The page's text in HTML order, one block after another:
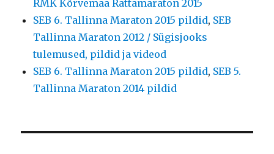
RMK Kõrvemaa Rattamaraton 2015
SEB 6. Tallinna Maraton 2015 pildid, SEB
Tallinna Maraton 2012 / Sügisjooks
tulemused, pildid ja videod
SEB 6. Tallinna Maraton 2015 pildid, SEB 5.
Tallinna Maraton 2014 pildid